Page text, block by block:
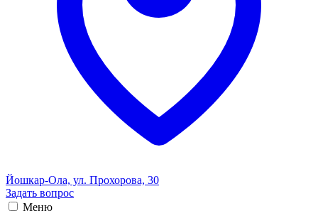
Йошкар-Ола, ул. Прохорова, 30
Задать вопрос
Меню